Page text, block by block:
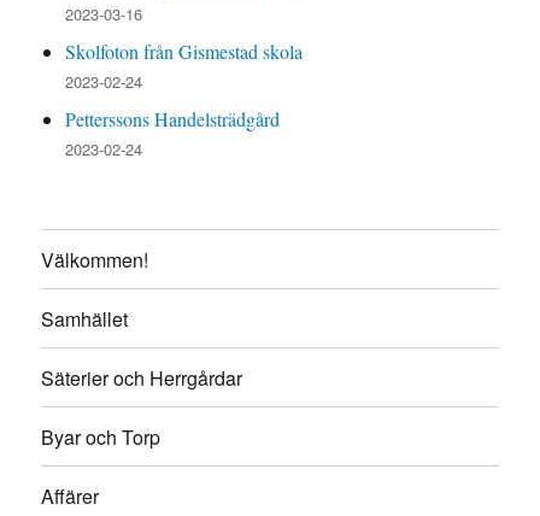
2023-03-16
Skolfoton från Gismestad skola
2023-02-24
Petterssons Handelsträdgård
2023-02-24
Välkommen!
Samhället
Säterier och Herrgårdar
Byar och Torp
Affärer